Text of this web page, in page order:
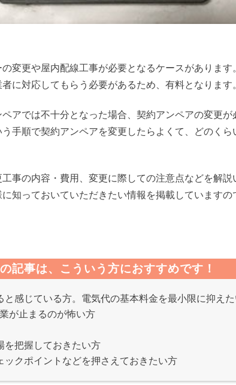
変更や屋内配線工事が必要となるケースがありま
に対応してもらう必要があるため、有料となります
アでは不十分となった場合、契約アンペアの変更
手順で契約アンペアを変更したらよくて、どのく
事の内容・費用、変更に際しての注意点などを解
知っておいていただきたい情報を掲載しています
記事は、こういう方におすすめです！
感じている方。電気代の基本料金を最小限に抑え
が止まるのが怖い方
を把握しておきたい方
クポイントなどを押さえておきたい方